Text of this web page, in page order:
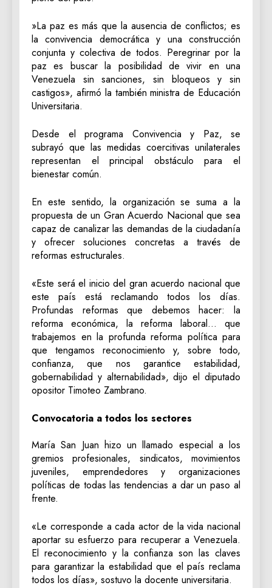
​»La paz es más que la ausencia de conflictos; es
la convivencia democrática y una construcción
conjunta y colectiva de todos. Peregrinar por la
paz es buscar la posibilidad de vivir en una
Venezuela sin sanciones, sin bloqueos y sin
castigos», afirmó la también ministra de Educación
Universitaria.
​Desde el programa Convivencia y Paz, se
subrayó que las medidas coercitivas unilaterales
representan el principal obstáculo para el
bienestar común.
En este sentido, la organización se suma a la
propuesta de un Gran Acuerdo Nacional que sea
capaz de canalizar las demandas de la ciudadanía
y ofrecer soluciones concretas a través de
reformas estructurales.
«Este será el inicio del gran acuerdo nacional que
este país está reclamando todos los días.
Profundas reformas que debemos hacer: la
reforma económica, la reforma laboral… que
trabajemos en la profunda reforma política para
que tengamos reconocimiento y, sobre todo,
confianza, que nos garantice estabilidad,
gobernabilidad y alternabilidad», dijo el diputado
opositor Timoteo Zambrano.
​Convocatoria a todos los sectores
​María San Juan hizo un llamado especial a los
gremios profesionales, sindicatos, movimientos
juveniles, emprendedores y organizaciones
políticas de todas las tendencias a dar un paso al
frente.
«Le corresponde a cada actor de la vida nacional
aportar su esfuerzo para recuperar a Venezuela.
El reconocimiento y la confianza son las claves
para garantizar la estabilidad que el país reclama
todos los días», sostuvo la docente universitaria.